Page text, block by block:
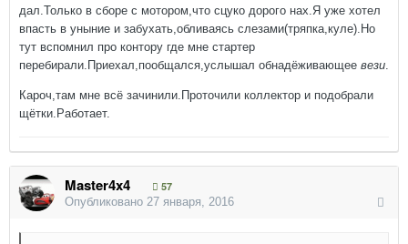
дал.Только в сборе с мотором,что сцуко дорого нах.Я уже хотел
впасть в уныние и забухать,обливаясь слезами(тряпка,куле).Но
тут вспомнил про контору где мне стартер
перебирали.Приехал,пообщался,услышал обнадёживающее вези.
Кароч,там мне всё зачинили.Проточили коллектор и подобрали
щётки.Работает.
Master4x4
57
Опубликовано 27 января, 2016